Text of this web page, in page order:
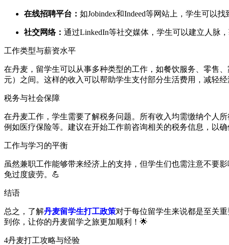
在线招聘平台： 如Jobindex和Indeed等网站上，学生可以找
社交网络： 通过LinkedIn等社交媒体，学生可以建立人脉，
工作类型与薪资水平
在丹麦，留学生可以从事多种类型的工作，如餐饮服务、零售
元）之间。这样的收入可以帮助学生支付部分生活费用，减轻经
税务与社会保障
在丹麦工作，学生需要了解税务问题。所有收入均需缴纳个人
例如医疗保险等。建议在开始工作前咨询相关的税务信息，以确
工作与学习的平衡
虽然兼职工作能够带来经济上的支持，但学生们也需注意不要
免过度疲劳。💪
结语
总之，了解丹麦留学生打工政策对于每位留学生来说都是至关
到你，让你的丹麦留学之旅更加顺利！🌟
4丹麦打工攻略与经验